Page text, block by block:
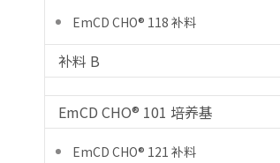
EmCD CHO® 118 补料
补料 B
EmCD CHO® 101 培养基
EmCD CHO® 121 补料